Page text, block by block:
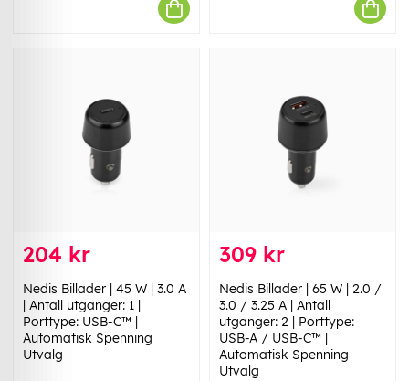
204 kr
Nedis Billader | 45 W | 3.0 A
| Antall utganger: 1 |
Porttype: USB-C™ |
Automatisk Spenning
Utvalg
309 kr
Nedis Billader | 65 W | 2.0 /
3.0 / 3.25 A | Antall
utganger: 2 | Porttype:
USB-A / USB-C™ |
Automatisk Spenning
Utvalg